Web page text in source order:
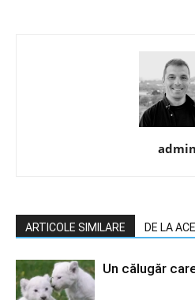
admin
ARTICOLE SIMILARE DE LA
Un călugăr